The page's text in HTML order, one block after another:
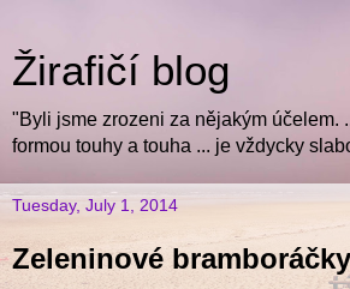
Žirafičí blog
"Byli jsme zrozeni za nějakým účelem.
formou touhy a touha ... je vždycky
Tuesday, July 1, 2014
Zeleninové bramboráčky